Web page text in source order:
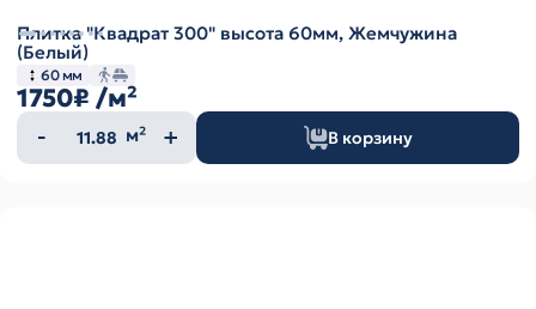
Плитка "Квадрат 300" высота 60мм, Жемчужина
(Белый)
60 мм
1750₽ /м²
Количество
товара
м² В корзину